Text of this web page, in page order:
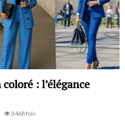
: l’élégance
3468 fois